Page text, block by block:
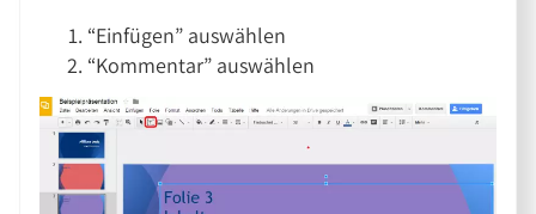
“Einfügen” auswählen
“Kommentar” auswählen